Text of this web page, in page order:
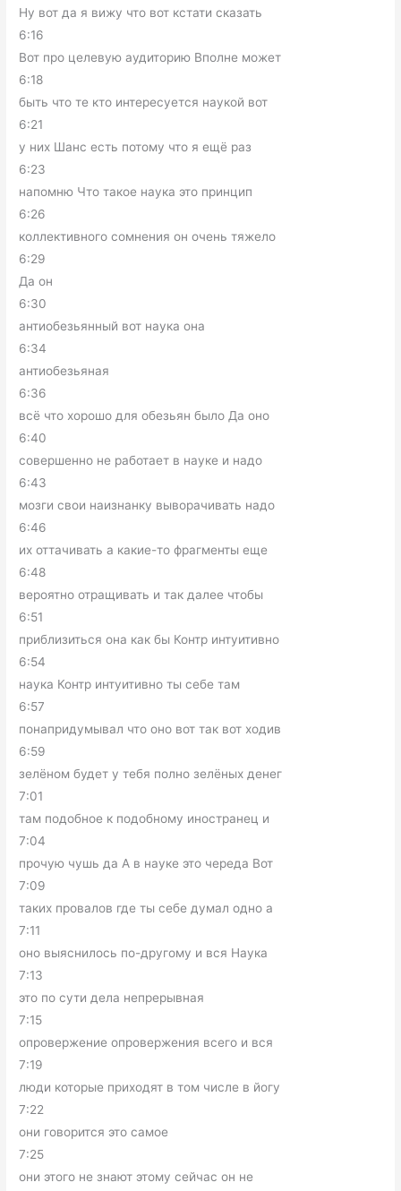
Ну вот да я вижу что вот кстати сказать
6:16
Вот про целевую аудиторию Вполне может
6:18
быть что те кто интересуется наукой вот
6:21
у них Шанс есть потому что я ещё раз
6:23
напомню Что такое наука это принцип
6:26
коллективного сомнения он очень тяжело
6:29
Да он
6:30
антиобезьянный вот наука она
6:34
антиобезьяная
6:36
всё что хорошо для обезьян было Да оно
6:40
совершенно не работает в науке и надо
6:43
мозги свои наизнанку выворачивать надо
6:46
их оттачивать а какие-то фрагменты еще
6:48
вероятно отращивать и так далее чтобы
6:51
приблизиться она как бы Контр интуитивно
6:54
наука Контр интуитивно ты себе там
6:57
понапридумывал что оно вот так вот ходив
6:59
зелёном будет у тебя полно зелёных денег
7:01
там подобное к подобному иностранец и
7:04
прочую чушь да А в науке это череда Вот
7:09
таких провалов где ты себе думал одно а
7:11
оно выяснилось по-другому и вся Наука
7:13
это по сути дела непрерывная
7:15
опровержение опровержения всего и вся
7:19
люди которые приходят в том числе в йогу
7:22
они говорится это самое
7:25
они этого не знают этому сейчас он не